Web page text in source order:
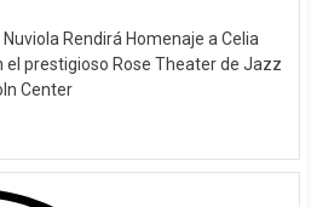
Rendirá Homenaje a Celia
el prestigioso Rose Theater de Jazz
Center